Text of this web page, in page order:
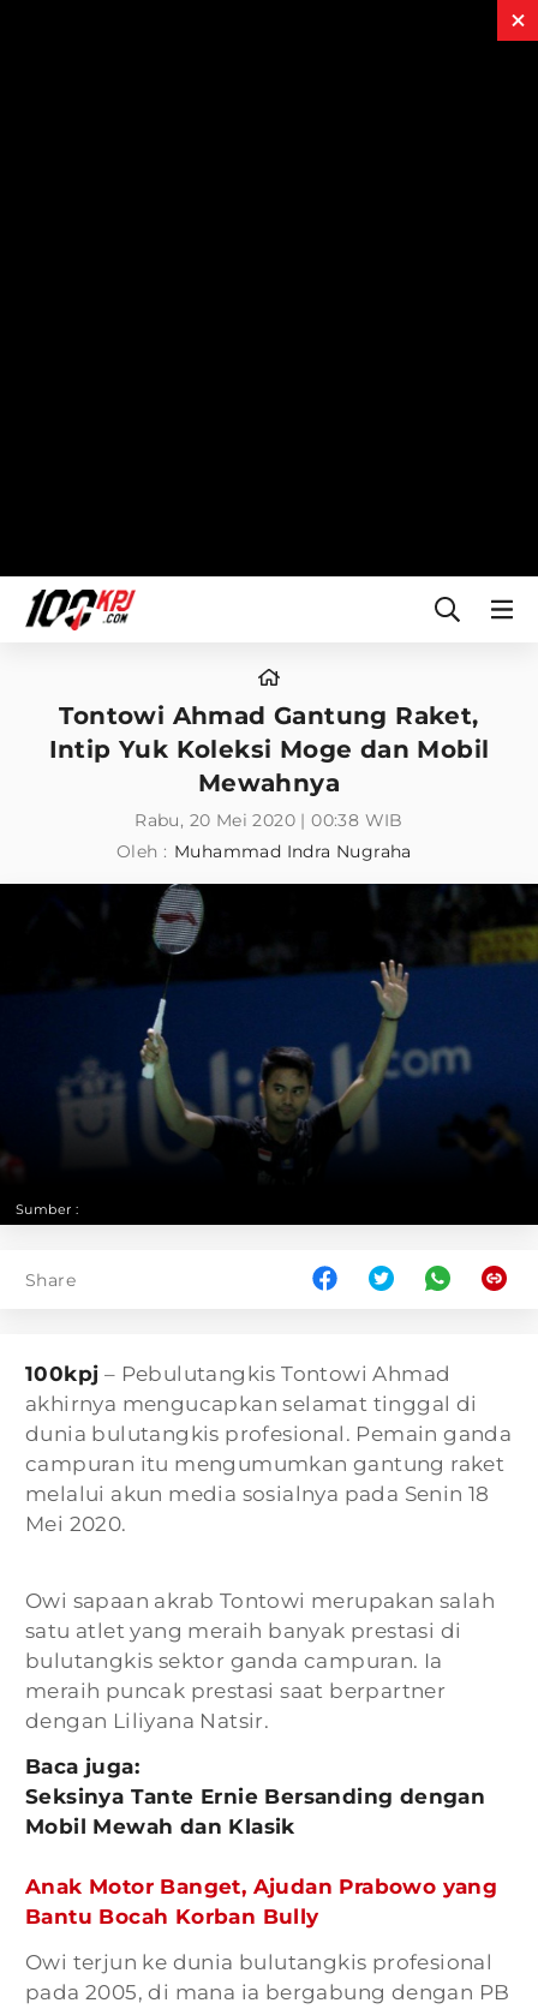
Tontowi Ahmad Gantung Raket,
Intip Yuk Koleksi Moge dan Mobil
Mewahnya
Rabu, 20 Mei 2020 | 00:38 WIB
Oleh : Muhammad Indra Nugraha
Sumber :
Share
100kpj – Pebulutangkis Tontowi Ahmad
akhirnya mengucapkan selamat tinggal di
dunia bulutangkis profesional. Pemain ganda
campuran itu mengumumkan gantung raket
melalui akun media sosialnya pada Senin 18
Mei 2020.
Owi sapaan akrab Tontowi merupakan salah
satu atlet yang meraih banyak prestasi di
bulutangkis sektor ganda campuran. Ia
meraih puncak prestasi saat berpartner
dengan Liliyana Natsir.
Baca juga:
Seksinya Tante Ernie Bersanding dengan
Mobil Mewah dan Klasik
Anak Motor Banget, Ajudan Prabowo yang
Bantu Bocah Korban Bully
Owi terjun ke dunia bulutangkis profesional
pada 2005, di mana ia bergabung dengan PB